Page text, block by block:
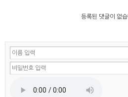
등록된 댓글이 없습